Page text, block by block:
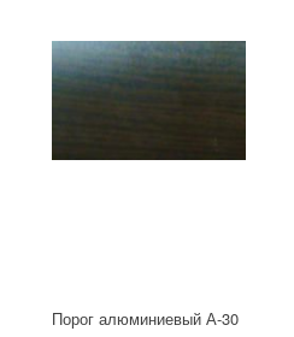
Порог алюминиевый А-30